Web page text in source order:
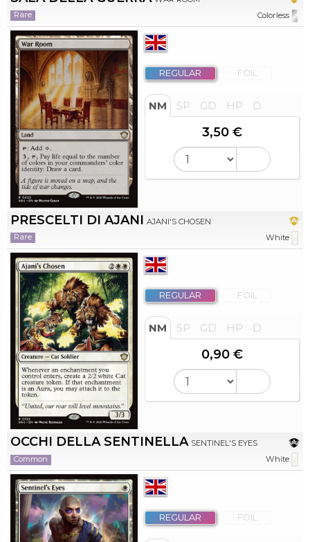
Rare
Colorless
REGULAR FOIL
NM SP GD HP D
3,50 €
PRESCELTI DI AJANI AJANI'S CHOSEN
Rare
White
REGULAR FOIL
NM SP GD HP D
0,90 €
OCCHI DELLA SENTINELLA SENTINEL'S EYES
Common
White
REGULAR FOIL